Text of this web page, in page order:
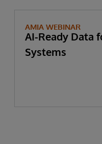
AMIA WEBINAR
AI-Ready Data
Systems